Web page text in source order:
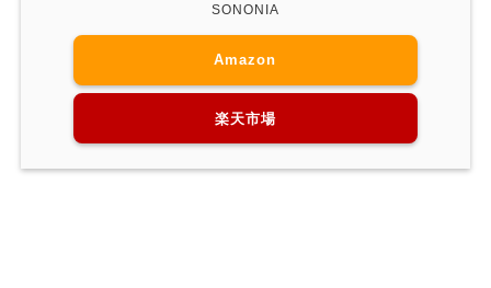
SONONIA
Amazon
楽天市場